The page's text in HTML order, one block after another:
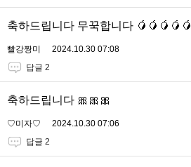
축하드립니다 무꾹합니다 🥭🥭🥭🥭🥭
빨강짱미
2024.10.30 07:08
답글 2
축하드립니다 🎀🎀🎀
♡미자♡
2024.10.30 07:06
답글 2